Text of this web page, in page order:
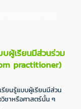
บผู้เรียนมีส่วนร่วม
practitioner)
รียนรู้แบบผู้เรียนมีส่วน
ชาหรือศาสตร์นั้น ๆ